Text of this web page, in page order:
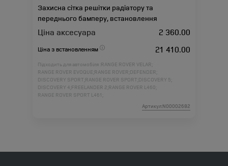
Захисна сітка решітки радіатору та
переднього бамперу, встановлення
Ціна аксесуара 2 360.00
Ціна з встановленням 21 410.00
Підходить для автомобіля : RANGE ROVER VELAR;
RANGE ROVER EVOQUE; RANGE ROVER; DEFENDER;
DISCOVERY SPORT; RANGE ROVER SPORT; DISCOVERY 5;
DISCOVERY 4; FREELANDER 2; RANGE ROVER L460;
RANGE ROVER SPORT L461;
Артикул:N00002682